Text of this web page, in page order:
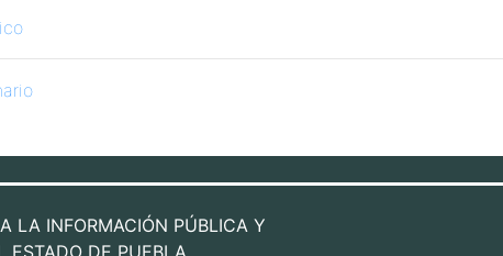
LA INFORMACIÓN PÚBLICA Y